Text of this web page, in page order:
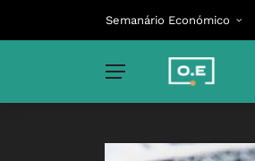
Semanário Económico